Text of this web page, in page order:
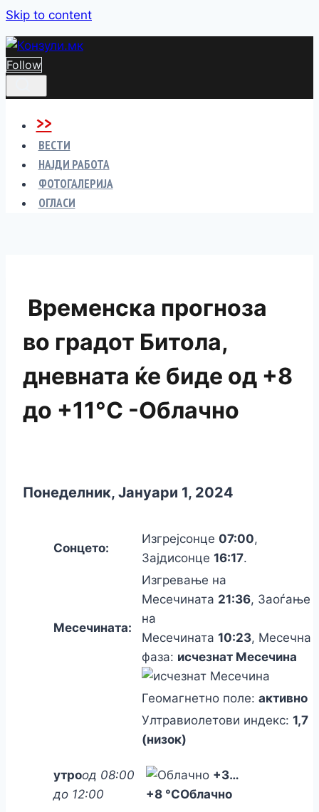
Skip to content
Follow
>>
ВЕСТИ
НАЈДИ РАБОТА
ФОТОГАЛЕРИЈА
ОГЛАСИ
Временска прогноза
во градот Битола,
дневната ќе биде од +8
до +11°C -Облачно
Понеделник, Јануари 1, 2024
Сонцето:
Изгрејсонце 07:00,
Зајдисонце 16:17.
Месечината:
Изгревање на
Месечината 21:36, Заоѓање
на
Месечината 10:23, Месечна
фаза: исчезнат Месечина
Геомагнетно поле: активно
Ултравиолетови индекс: 1,7
(низок)
утроод 08:00
до 12:00
+3…
+8 °CОблачно